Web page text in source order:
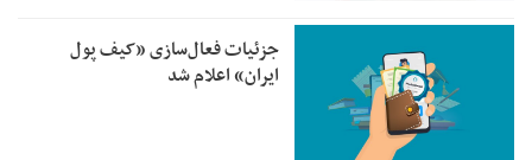
جزئیات فعال‌سازی «کیف پول
ایران» اعلام شد